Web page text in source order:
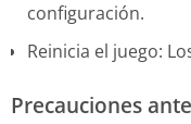
configuración.
Reinicia el juego:
Precauciones